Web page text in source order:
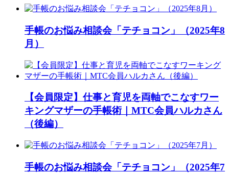
手帳のお悩み相談会「テチョコン」（2025年8
月）
【会員限定】仕事と育児を両軸でこなすワー
キングマザーの手帳術｜MTC会員ハルカさん
（後編）
手帳のお悩み相談会「テチョコン」（2025年7